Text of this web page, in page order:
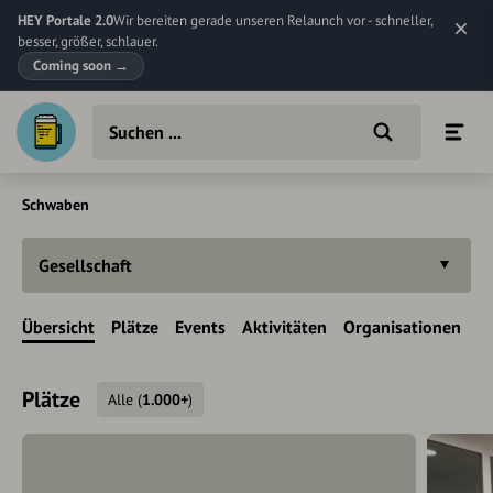
HEY Portale 2.0Wir bereiten gerade unseren Relaunch vor - schneller,
besser, größer, schlauer.
Coming soon →
Schwaben
Gesellschaft
Übersicht Plätze Events Aktivitäten Organisationen
Plätze Alle (1.000+)